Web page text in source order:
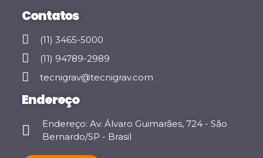
Contatos
(11) 3465-5000
(11) 94789-2989
tecnigrav@tecnigrav.com
Endereço
Endereço: Av. Álvaro Guimarães, 724 - São
Bernardo/SP - Brasil